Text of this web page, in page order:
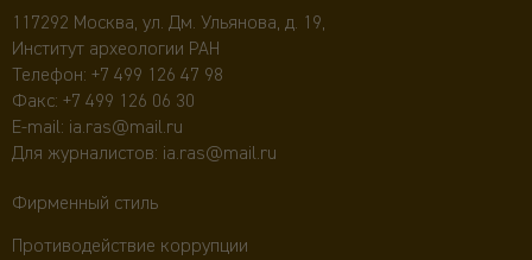
117292 Москва, ул. Дм. Ульянова, д. 19,
Институт археологии РАН
Телефон: +7 499 126 47 98
Факс: +7 499 126 06 30
E-mail: ia.ras@mail.ru
Для журналистов: ia.ras@mail.ru
Фирменный стиль
Противодействие коррупции